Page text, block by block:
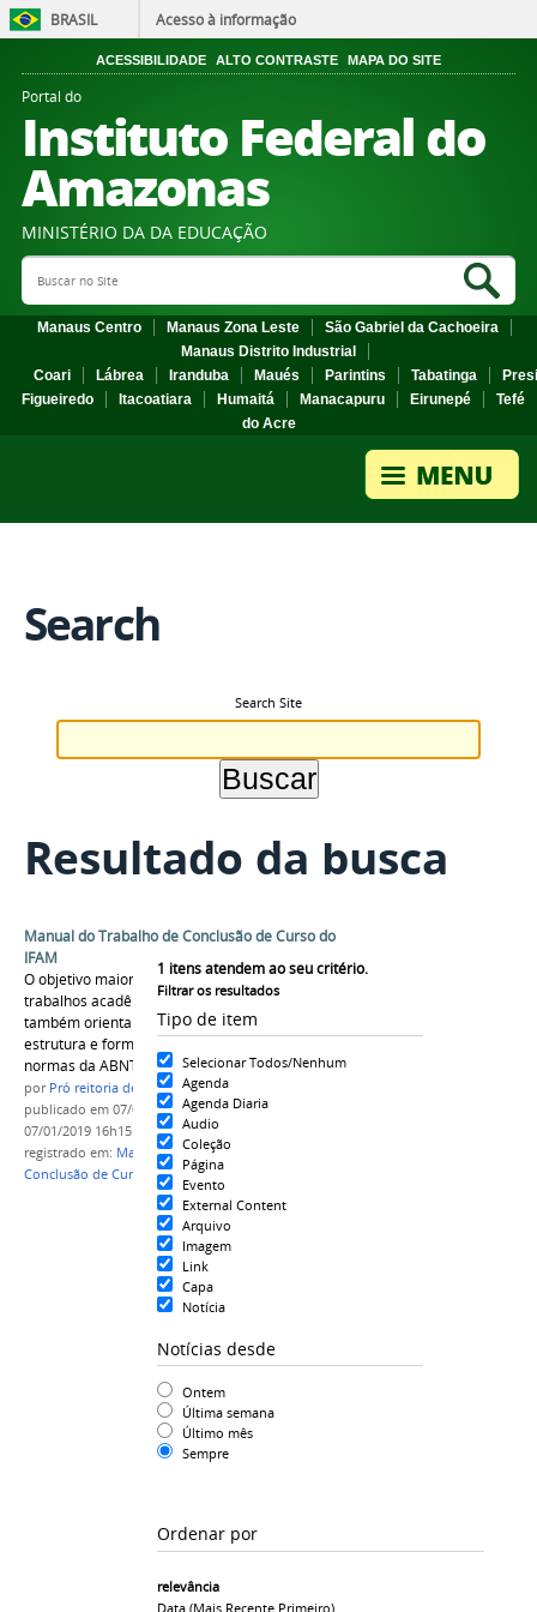
BRASIL Acesso à informação
ACESSIBILIDADE ALTO CONTRASTE MAPA DO SITE
Portal do
Instituto Federal do
Amazonas
MINISTÉRIO DA DA EDUCAÇÃO
Search Site
Manaus Centro Manaus Zona Leste
São Gabriel da Cachoeira
Manaus Distrito Industrial
Coari
Lábrea Iranduba Maués Parintins Tabatinga
Figueiredo
Itacoatiara Humaitá Manacapuru Eirunepé
Tefé
do Acre
Search
Search Site
Resultado da busca
1 itens atendem ao seu critério.
Filtrar os resultados
Tipo de item
Selecionar Todos/Nenhum
Agenda
Agenda Diaria
Audio
Coleção
Página
Evento
External Content
Arquivo
Imagem
Link
Capa
Notícia
Notícias desde
Ontem
Última semana
Último mês
Sempre
Ordenar por
relevância
Data (mais Recente Primeiro)
Manual do Trabalho de Conclusão de Curso do
IFAM
O objetivo maior dar suporte na elaboração de
trabalhos acadêmico e científicos, como
também orientar na composição de sua
estrutura e formatação, utilizando com base, as
normas da ABNT .
por Pró reitoria de Ensino
publicado em 07/01/2019—última modificação
07/01/2019 16h15
registrado em: Manual do TCC,TCC
Conclusão de Curso
BIBLIOTECA